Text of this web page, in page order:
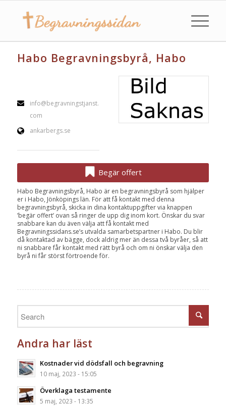
Habo Begravningsbyrå, Habo
info@begravningstjanst.
com
ankarbergs.se
Begär offert
Habo Begravningsbyrå, Habo är en begravningsbyrå som hjälper
er i Habo, Jönköpings län. För att få kontakt med denna
begravningsbyrå, skicka in dina kontaktuppgifter via knappen
’begär offert’ ovan så ringer de upp dig inom kort. Önskar du svar
snabbare kan du även välja att få kontakt med
Begravningssidans.se’s utvalda samarbetspartner i Habo. Du blir
då kontaktad av bägge, dock aldrig mer än dessa två byråer, så att
ni snabbare får kontakt med rätt byrå och om ni önskar välja den
byrå ni får störst förtroende för.
Andra har läst
Kostnader vid dödsfall och begravning
10 maj, 2023 - 15:05
Överklaga testamente
5 maj, 2023 - 13:35